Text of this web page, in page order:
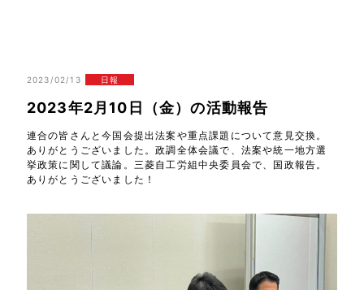
2023/02/13 日報
2023年2月10日（金）の活動報告
連合の皆さんと今国会提出法案や重点課題について意見交換。
ありがとうございました。政調全体会議で、法案や統一地方選
挙政策に関して議論。三菱自工労組中央委員会で、国政報告。
ありがとうございました！